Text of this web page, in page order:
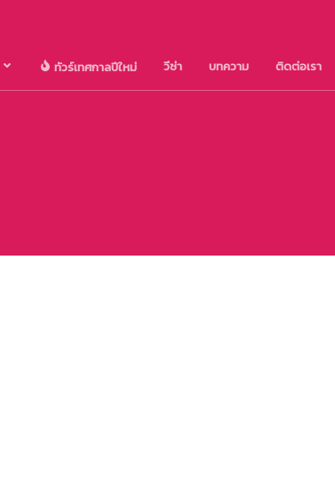
ทัวร์เทศกาลปีใหม่ วีซ่า บทความ ติดต่อเรา